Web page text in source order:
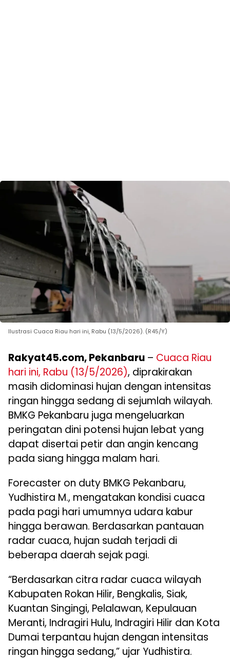
Ilustrasi Cuaca Riau hari ini, Rabu (13/5/2026). (R45/Y)
Rakyat45.com, Pekanbaru – Cuaca Riau
hari ini, Rabu (13/5/2026), diprakirakan
masih didominasi hujan dengan intensitas
ringan hingga sedang di sejumlah wilayah.
BMKG Pekanbaru juga mengeluarkan
peringatan dini potensi hujan lebat yang
dapat disertai petir dan angin kencang
pada siang hingga malam hari.
Forecaster on duty BMKG Pekanbaru,
Yudhistira M., mengatakan kondisi cuaca
pada pagi hari umumnya udara kabur
hingga berawan. Berdasarkan pantauan
radar cuaca, hujan sudah terjadi di
beberapa daerah sejak pagi.
“Berdasarkan citra radar cuaca wilayah
Kabupaten Rokan Hilir, Bengkalis, Siak,
Kuantan Singingi, Pelalawan, Kepulauan
Meranti, Indragiri Hulu, Indragiri Hilir dan Kota
Dumai terpantau hujan dengan intensitas
ringan hingga sedang,” ujar Yudhistira.